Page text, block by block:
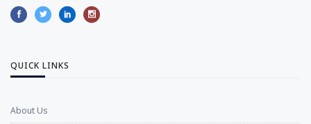
QUICK LINKS
About Us